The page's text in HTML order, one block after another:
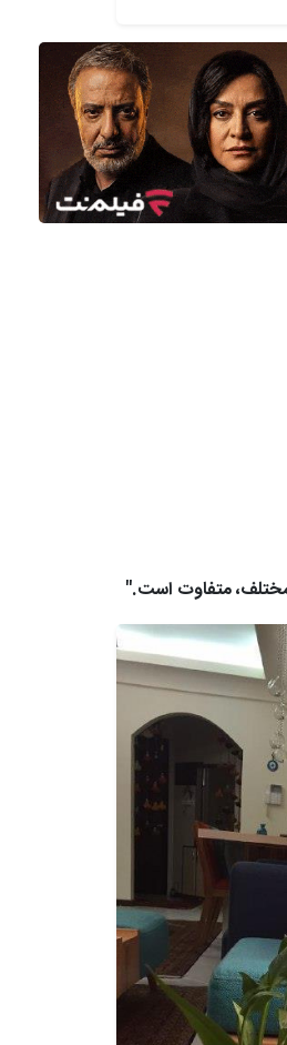
متفاوت است."